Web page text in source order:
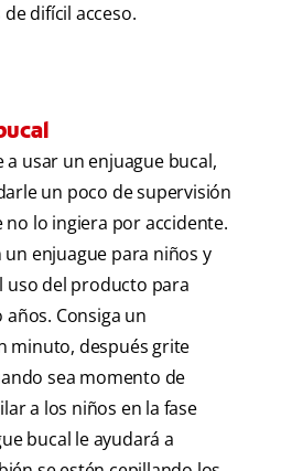
difícil acceso.
usar un enjuague bucal,
un poco de supervisión
lo ingiera por accidente.
enjuague para niños y
uso del producto para
Consiga un
minuto, después grite
sea momento de
a los niños en la fase
bucal le ayudará a